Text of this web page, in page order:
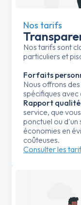
Nos tarifs
Nos tarifs sont
particuliers et
Forfaits
Nous offrons
spécifiques avec
Rapport
service, que
ponctuel ou d'un
économies en
coûteuses.
Consulter les